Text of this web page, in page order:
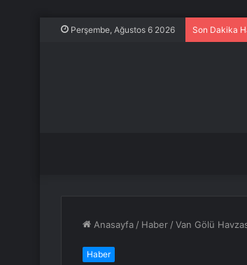
Perşembe, Ağustos 6 2026 Son Dakika
Anasayfa / Haber /Van Gölü
Haber